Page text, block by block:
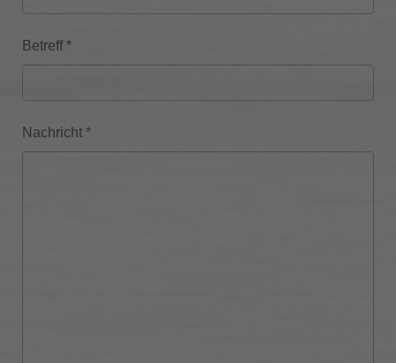
Betreff*
Nachricht *